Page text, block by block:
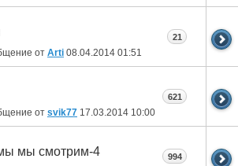
от Arti 08.04.2014 01:51
21
от svik77 17.03.2014 10:00
621
мы смотрим-4 994